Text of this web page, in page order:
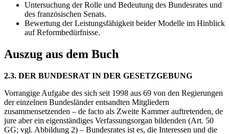
Untersuchung der Rolle und Bedeutung des Bundesrates und
des französischen Senats.
Bewertung der Leistungsfähigkeit beider Modelle im Hinblick
auf Reformbedürfnisse.
Auszug aus dem Buch
2.3. DER BUNDESRAT IN DER GESETZGEBUNG
Vorrangige Aufgabe des sich seit 1998 aus 69 von den Regierungen
der einzelnen Bundesländer entsandten Mitgliedern
zusammensetzenden – de facto als Zweite Kammer auftretenden, de
jure aber ein eigenständiges Verfassungsorgan bildenden (Art. 50
GG; vgl. Abbildung 2) – Bundesrates ist es, die Interessen und die